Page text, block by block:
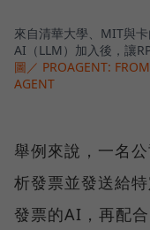
來自清華大學、MIT與
AI（LLM）加入後，讓
圖／ PROAGENT:
AGENT
舉例來說，一名
析發票並發送給
發票的AI，再配